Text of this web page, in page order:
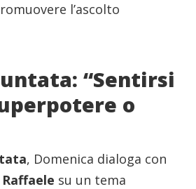
l’ascolto
“Sentirsi
o
, Domenica dialoga con
su un tema